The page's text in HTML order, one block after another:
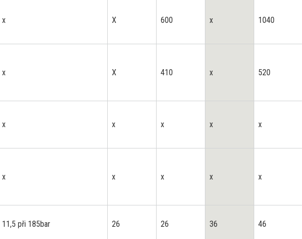
x X 600 x 1040
x X 410 x 520
x x x x x
x x x x x
11,5 při 185bar 26 26 36 46